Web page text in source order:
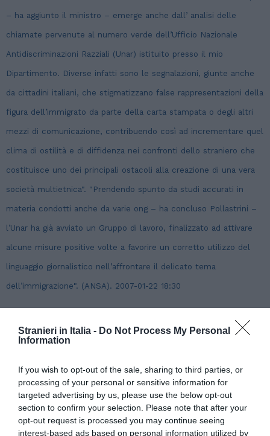
Stranieri in Italia - Do Not Process My Personal
Information
If you wish to opt-out of the sale, sharing to third parties, or
processing of your personal or sensitive information for
targeted advertising by us, please use the below opt-out
section to confirm your selection. Please note that after your
opt-out request is processed you may continue seeing
interest-based ads based on personal information utilized by
– ha aggiunto il ministro – emerge anche dall’ analisi delle
chiamate pervenute al numero verde dell’Ufficio Nazionale
Antidiscriminazioni Razziali (Unar) istituito presso il mio
Dipartimento. Diverse infatti sono le segnalazioni, giunte anche
da cittadini italiani, che stigmatizzano false rappresentazioni della
figura dell’immigrato da parte della carta stampata o degli altri
mezzi di comunicazione, contribuendo così ad incrementare quel
clima di ostilità e di diffidenza nei confronti dello straniero che
costituisce uno dei principali ostacoli alla creazione di una vera
società multietnica". "Prendendo spunto da studi accurati in
materia condotti anche da varie ong – ha concluso Pollastrini –
l’Unar ha già avviato un Gruppo di lavoro, finalizzato ad attivare
alcune misure positive volte a favorire un corretto utilizzo del
linguaggio giornalistico nell’affrontare il delicato tema
dell’immigrazione". (ANSA). 2007-01-22 18:30